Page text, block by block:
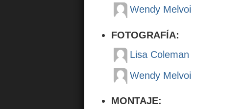
Wendy Melvoi
FOTOGRAFÍA:
Lisa Coleman
Wendy Melvoi
MONTAJE: